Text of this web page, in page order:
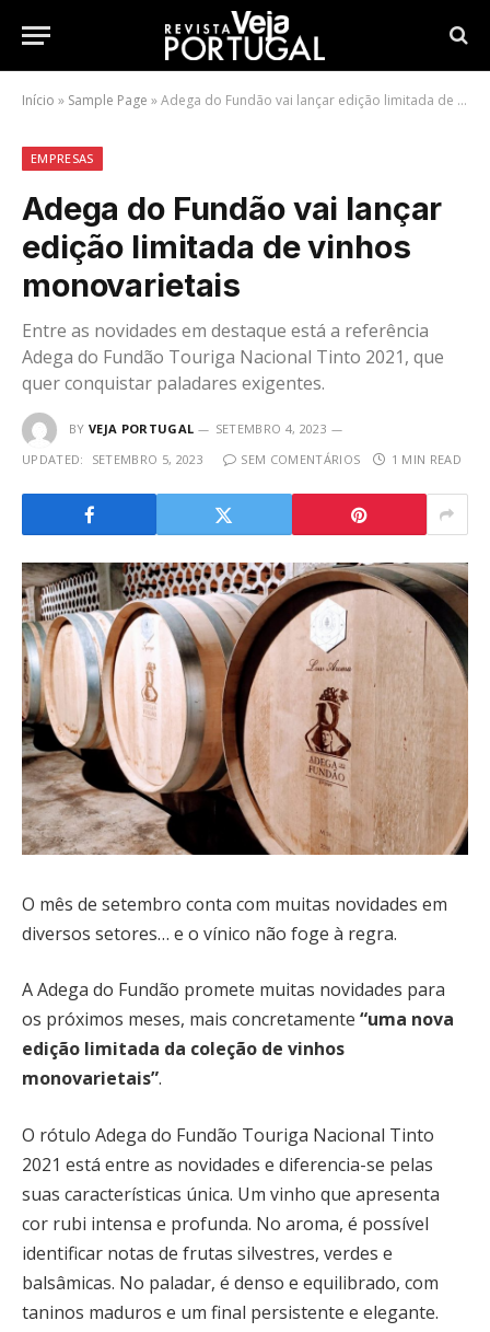
Início » Sample Page »Adega do Fundão vai lançar edição limitada de vinhos monovarietais
EMPRESAS
Adega do Fundão vai lançar
edição limitada de vinhos
monovarietais
Entre as novidades em destaque está a referência
Adega do Fundão Touriga Nacional Tinto 2021, que
quer conquistar paladares exigentes.
BY VEJA PORTUGAL
SETEMBRO 4, 2023
UPDATED:
SETEMBRO 5, 2023 SEM COMENTÁRIOS 1 MIN READ
O mês de setembro conta com muitas novidades em
diversos setores… e o vínico não foge à regra.
A Adega do Fundão promete muitas novidades para
os próximos meses, mais concretamente “uma nova
edição limitada da coleção de vinhos
monovarietais”.
O rótulo Adega do Fundão Touriga Nacional Tinto
2021 está entre as novidades e diferencia-se pelas
suas características única. Um vinho que apresenta
cor rubi intensa e profunda. No aroma, é possível
identificar notas de frutas silvestres, verdes e
balsâmicas. No paladar, é denso e equilibrado, com
taninos maduros e um final persistente e elegante.